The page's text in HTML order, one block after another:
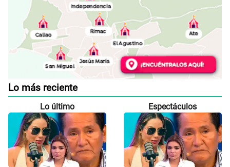
Lo más reciente
Lo último Espectáculos